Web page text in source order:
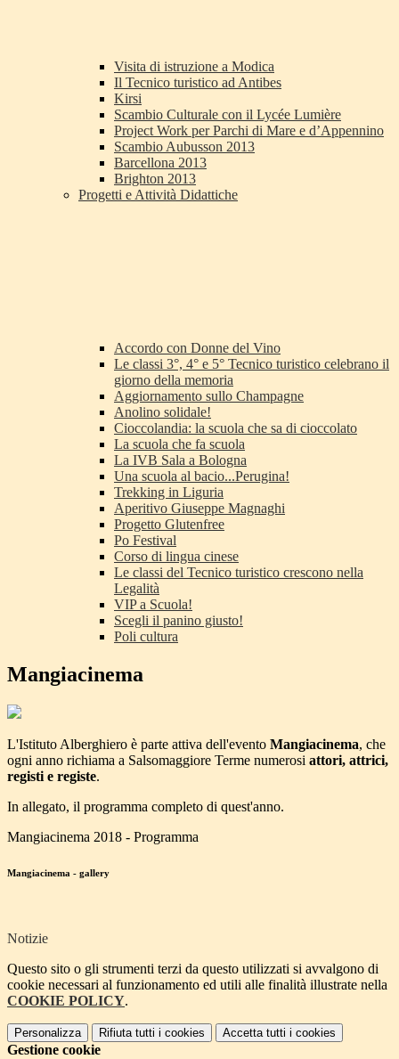
Visita di istruzione a Modica
Il Tecnico turistico ad Antibes
Kirsi
Scambio Culturale con il Lycée Lumière
Project Work per Parchi di Mare e d’Appennino
Scambio Aubusson 2013
Barcellona 2013
Brighton 2013
Progetti e Attività Didattiche
Accordo con Donne del Vino
Le classi 3°, 4° e 5° Tecnico turistico celebrano il
giorno della memoria
Aggiornamento sullo Champagne
Anolino solidale!
Cioccolandia: la scuola che sa di cioccolato
La scuola che fa scuola
La IVB Sala a Bologna
Una scuola al bacio...Perugina!
Trekking in Liguria
Aperitivo Giuseppe Magnaghi
Progetto Glutenfree
Po Festival
Corso di lingua cinese
Le classi del Tecnico turistico crescono nella
Legalità
VIP a Scuola!
Scegli il panino giusto!
Poli cultura
Mangiacinema
L'Istituto Alberghiero è parte attiva dell'evento Mangiacinema, che
ogni anno richiama a Salsomaggiore Terme numerosi attori, attrici,
registi e registe.
In allegato, il programma completo di quest'anno.
Mangiacinema 2018 - Programma
Mangiacinema - gallery
Notizie
Questo sito o gli strumenti terzi da questo utilizzati si avvalgono di
cookie necessari al funzionamento ed utili alle finalità illustrate nella
COOKIE POLICY.
Personalizza Rifiuta tutti i cookies Accetta tutti i cookies
Gestione cookie